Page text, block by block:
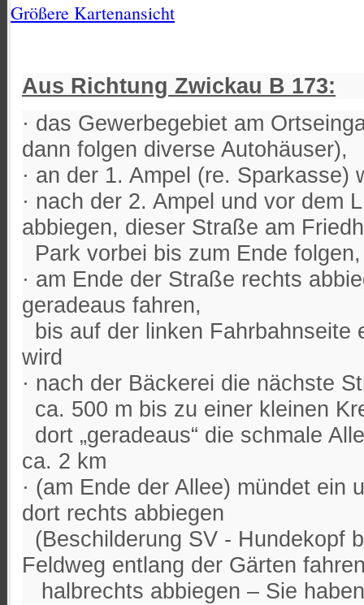
Größere Kartenansicht
Aus Richtung Zwickau B 173:
· das Gewerbegebiet am
dann folgen diverse Autohäuser),
· an der 1. Ampel (re. Sparkasse)
· nach der 2. Ampel und vor dem
abbiegen, dieser Straße am
Park vorbei bis zum Ende folgen,
· am Ende der Straße rechts
geradeaus fahren,
bis auf der linken Fahrbahnseite
wird
· nach der Bäckerei die nächste
ca. 500 m bis zu einer kleinen
dort „geradeaus“ die schmale
ca. 2 km
· (am Ende der Allee) mündet ein
dort rechts abbiegen
(Beschilderung SV - Hundekopf
Feldweg entlang der Gärten
halbrechts abbiegen – Sie